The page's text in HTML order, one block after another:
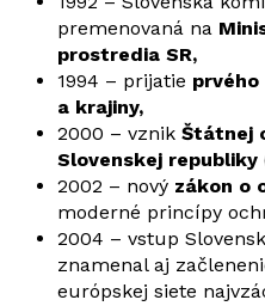
premenovaná na
prostredia SR,
1994 – prijatie
a krajiny,
2000 – vznik Štátnej
Slovenskej republiky
2002 – nový zákon o
moderné princípy
2004 – vstup
znamenal aj
európskej siete